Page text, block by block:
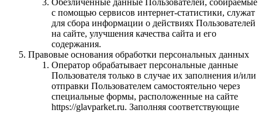
с помощью сервисов интернет-статистики, служат
для сбора информации о действиях Пользователей
на сайте, улучшения качества сайта и его
содержания.
Правовые основания обработки персональных данных
Оператор обрабатывает персональные данные
Пользователя только в случае их заполнения и/или
отправки Пользователем самостоятельно через
специальные формы, расположенные на сайте
https://glavparket.ru. Заполняя соответствующие